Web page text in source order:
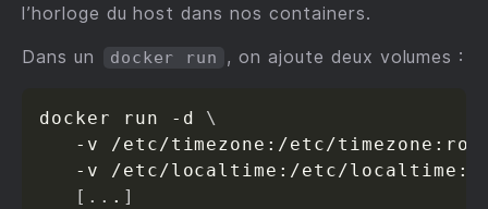
l’horloge du host dans nos containers.
Dans un docker run , on ajoute deux volumes :
docker run -d \
   -v /etc/timezone:/etc/timezone:ro
-v /etc/localtime:/etc/
[ .. . ]